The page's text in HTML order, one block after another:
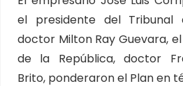
el presidente del Tribunal
doctor Milton Ray Guevara,
de la República, doctor
Brito, ponderaron el Plan en